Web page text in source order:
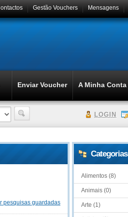
Mensagens
Gestão Vouchers
Enviar Voucher A Minha Conta
LOGIN
pesquisas guardadas
Categorias
Alimentos (8)
Animais (0)
Arte (1)